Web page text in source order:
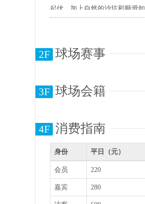
起伏，加上自然的沙坑和顺滑
2F 球场赛事
3F 球场会籍
4F 消费指南
身份 平日（元）
会员 220
嘉宾 280